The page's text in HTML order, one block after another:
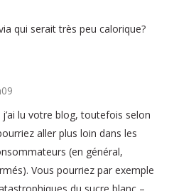
qui serait très peu calorique?
lu votre blog, toutefois selon
aller plus loin dans les
(en général,
Vous pourriez par exemple
du sucre blanc –